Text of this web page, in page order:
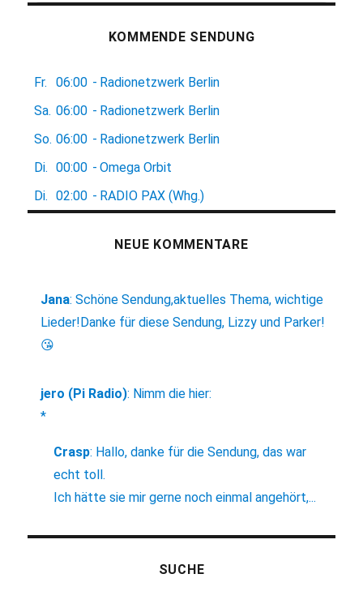
KOMMENDE SENDUNG
Fr. 06:00 - Radionetzwerk Berlin
Sa. 06:00 - Radionetzwerk Berlin
So. 06:00 - Radionetzwerk Berlin
Di.
00:00 - Omega Orbit
Di.
02:00 - RADIO PAX (Whg.)
NEUE KOMMENTARE
Jana:Schöne Sendung,aktuelles Thema, wichtige
Lieder!Danke für diese Sendung, Lizzy und Parker!
😘
jero (Pi Radio): Nimm die hier:
*
Crasp: Hallo, danke für die Sendung, das war
echt toll.
Ich hätte sie mir gerne noch einmal angehört,...
SUCHE